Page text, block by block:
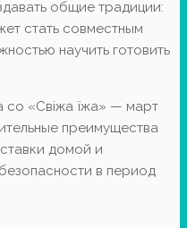
общие традиции:
стать совместным
научить готовить
со «Свіжа їжа» — март
преимущества
домой и
в период